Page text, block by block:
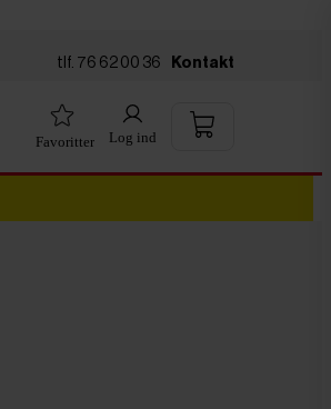
tlf. 76 62 00 36 Kontakt
Favoritter Log ind